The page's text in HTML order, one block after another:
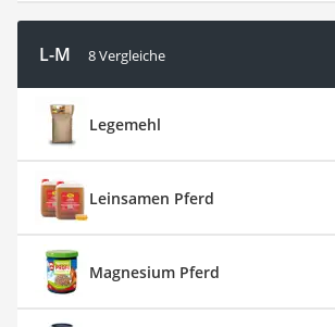
L-M 8 Vergleiche
Legemehl
Leinsamen Pferd
Magnesium Pferd